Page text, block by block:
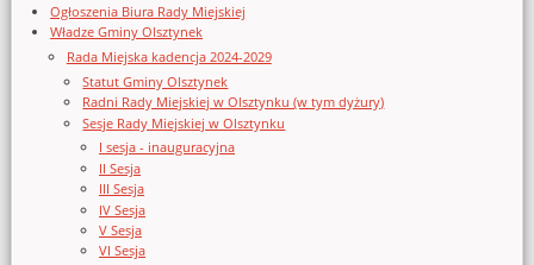
Ogłoszenia Biura Rady Miejskiej
Władze Gminy Olsztynek
Rada Miejska kadencja 2024-2029
Statut Gminy Olsztynek
Radni Rady Miejskiej w Olsztynku (w tym dyżury)
Sesje Rady Miejskiej w Olsztynku
I sesja - inauguracyjna
II Sesja
III Sesja
IV Sesja
V Sesja
VI Sesja